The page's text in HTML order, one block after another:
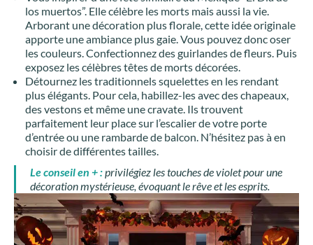
los muertos”. Elle célèbre les morts mais aussi la vie.
Arborant une décoration plus florale, cette idée originale
apporte une ambiance plus gaie. Vous pouvez donc oser
les couleurs. Confectionnez des guirlandes de fleurs. Puis
exposez les célèbres têtes de morts décorées.
Détournez les traditionnels squelettes en les rendant
plus élégants. Pour cela, habillez-les avec des chapeaux,
des vestons et même une cravate. Ils trouvent
parfaitement leur place sur l’escalier de votre porte
d’entrée ou une rambarde de balcon. N’hésitez pas à en
choisir de différentes tailles.
Le conseil en + :privilégiez les touches de violet pour une
décoration mystérieuse, évoquant le rêve et les esprits.